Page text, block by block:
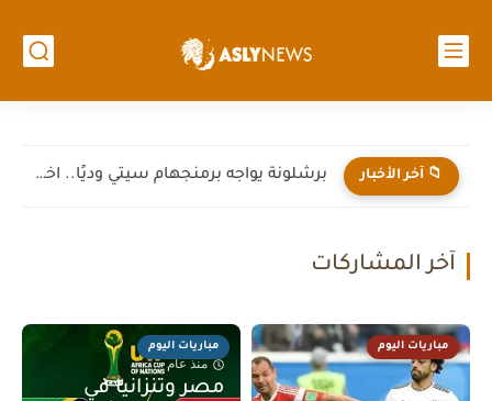
📁 آخر الأخبار برشلونة يواجه برمنجهام سيتي وديًا.. اختبار جديد لهانز فليك قبل...
آخر المشاركات
مباريات اليوم مباريات اليوم
منذ عام
مصر وتنزانيا في